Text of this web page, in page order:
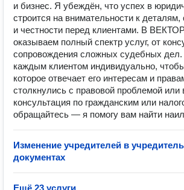
и бизнес. Я убеждён, что успех в
строится на внимательности к деталям,
и честности перед клиентами. В
оказываем полный спектр услуг, от
сопровождения сложных судебных
каждым клиентом индивидуально,
которое отвечает его интересам и
столкнулись с правовой проблемой или
консультация по гражданским или
обращайтесь — я помогу вам найти
Изменение учредителей в
документах
Ещё 23 услуги